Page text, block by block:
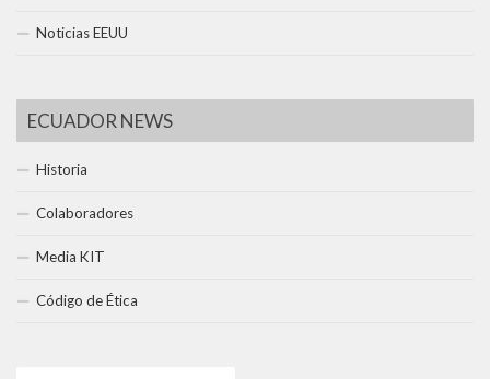
Noticias EEUU
ECUADOR NEWS
Historia
Colaboradores
Media KIT
Código de Ética